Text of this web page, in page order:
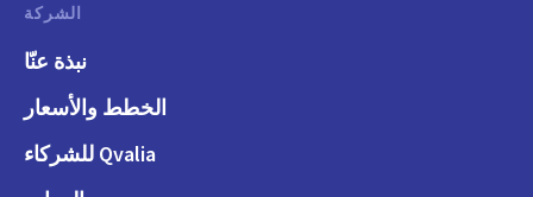
الشركة
نبذة عنّا
الخطط والأسعار
Qvalia للشركاء